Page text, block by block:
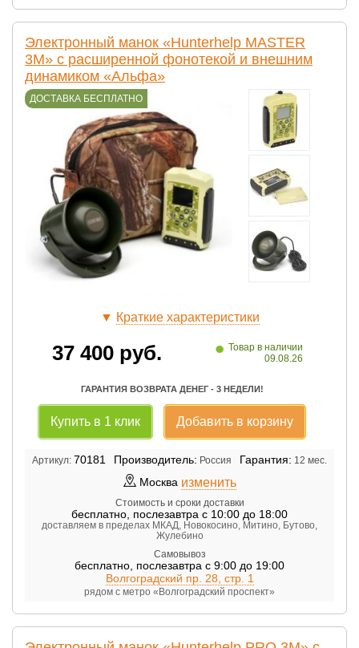
Электронный манок «Hunterhelp MASTER
3M» с расширенной фонотекой и внешним
динамиком «Альфа»
ДОСТАВКА БЕСПЛАТНО
▼ Краткие характеристики
37 400руб. • Товар в наличии
09.08.26
ГАРАНТИЯ ВОЗВРАТА ДЕНЕГ - 3 НЕДЕЛИ!
Купить в 1 клик Добавить в корзину
Артикул: 70181 Производитель: Россия Гарантия: 12 мес.
Москва изменить
Стоимость и сроки доставки
бесплатно послезавтра с 10:00 до 18:00
доставляем в пределах МКАД, Новокосино, Митино, Бутово,
Жулебино
Самовывоз
бесплатно послезавтра с 9:00 до 19:00
Волгоградский пр. 28, стр. 1
рядом с метро «Волгоградский проспект»